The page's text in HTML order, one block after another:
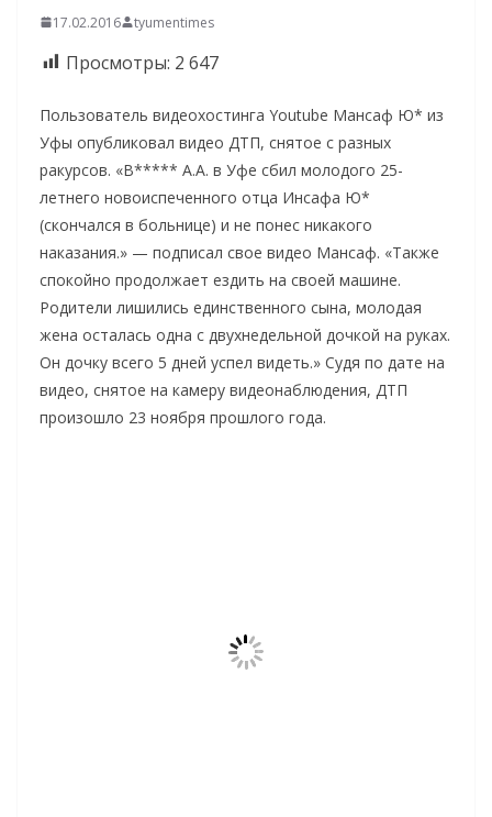
17.02.2016 tyumentimes
Просмотры: 2 647
Пользователь видеохостинга Youtube Мансаф Ю* из
Уфы опубликовал видео ДТП, снятое с разных
ракурсов. «В***** А.А. в Уфе сбил молодого 25-
летнего новоиспеченного отца Инсафа Ю*
(скончался в больнице) и не понес никакого
наказания.» — подписал свое видео Мансаф. «Также
спокойно продолжает ездить на своей машине.
Родители лишились единственного сына, молодая
жена осталась одна с двухнедельной дочкой на руках.
Он дочку всего 5 дней успел видеть.» Судя по дате на
видео, снятое на камеру видеонаблюдения, ДТП
произошло 23 ноября прошлого года.